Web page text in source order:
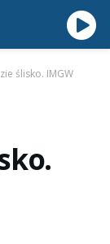
ślisko. IMGW